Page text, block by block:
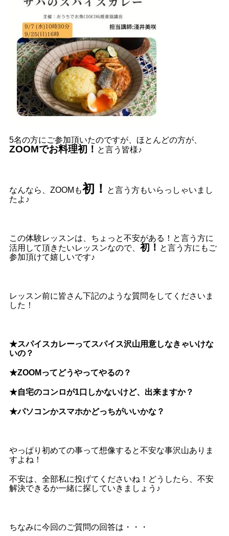
5名の方にご参加頂いたのですが、ほとんどの方が、
ZOOMでお料理初！ と言う皆様♪
なんなら、ZOOMも初！
と言う方もいらっしゃいまし
たよ♪
この体験レッスンは、ちょっと不安がある！と言う方に
活用して頂きたいレッスンなので、初！ と言う方にもご
参加頂けて嬉しいです♪
レッスン前に皆さん下記のような質問をしてくださいま
した！
★スパイスカレーってスパイス沢山用意しなきゃいけな
いの？
★ZOOMってどうやってやるの？
★自宅のコンロが1口しかないけど、出来ますか？
★パソコンかスマホかどっちがいいかな？
やっぱり初めての事って想像すると不安な事沢山ありま
すよね！
不安は、全部私に投げてくださいね！どうしたら、不安
解決できるか一緒に探していきましょう♪
ちなみに今回のご質問の回答は・・・